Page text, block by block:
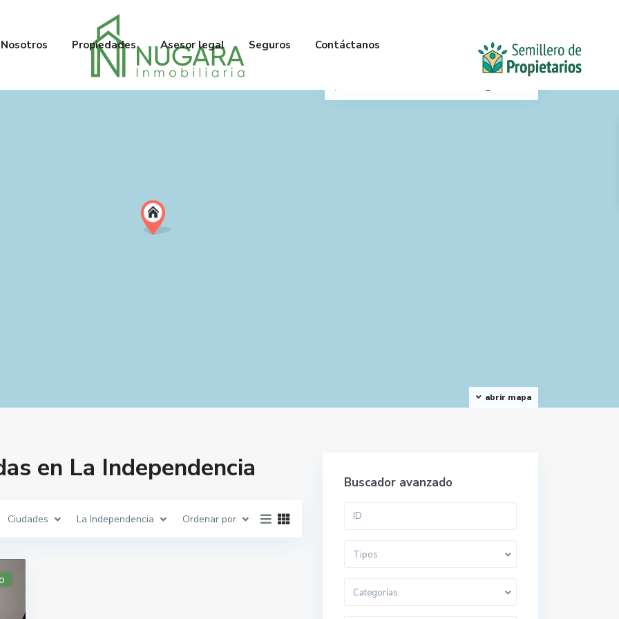
Nosotros Propiedades Asesor legal Seguros Contáctanos
abrir mapa
en La Independencia
Ciudades La Independencia Ordenar por
Buscador avanzado
Tipos
Categorías